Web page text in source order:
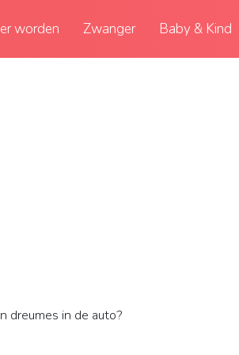
worden Zwanger Baby & Kind
dreumes in de auto?